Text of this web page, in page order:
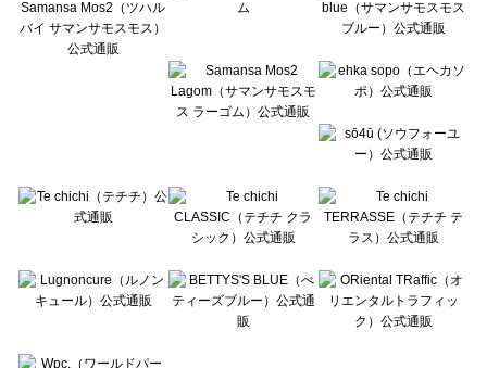
BETTY'S BLUE（べティーズブルー）のシューズ一覧
Wpc.（ワールドパーティー）のシューズ一覧